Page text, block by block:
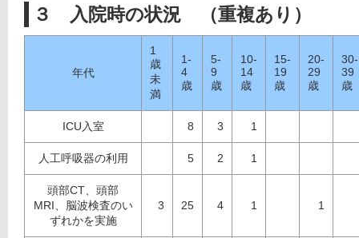
３ 入院時の状況 （重複あり）
年代
1
歳
未
満
1-
4
歳
5-
9
歳
10-
14
歳
15-
19
歳
20-
29
歳
30-
39
歳
ICU入室 8 3 1
人工呼吸器の利用 5 2 1
頭部CT、頭部
MRI、脳波検査のい
ずれかを実施
3 25 4 1 1